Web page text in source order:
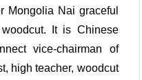
Mongolia Nai graceful
It is Chinese
vice-chairman of
high teacher, woodcut